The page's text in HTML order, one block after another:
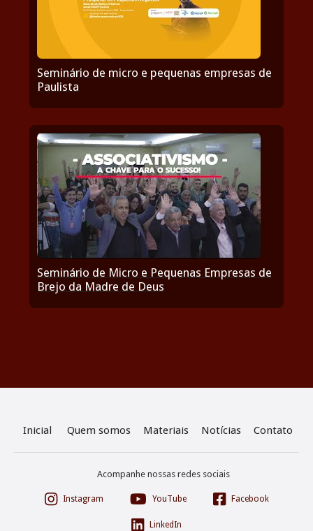
Seminário de micro e pequenas empresas de
Paulista
Seminário de Micro e Pequenas Empresas de
Brejo da Madre de Deus
Inicial Quem somos Materiais Notícias Contato
Acompanhe nossas redes sociais
 Instagram  YouTube  Facebook
 LinkedIn